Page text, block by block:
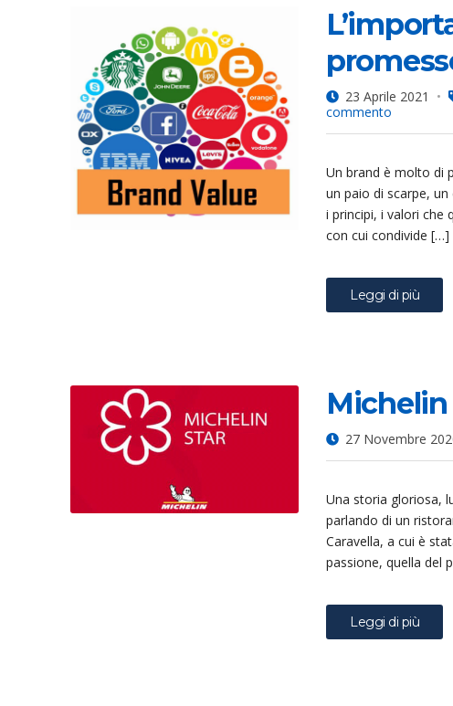
23 Aprile 2021
commento
Value:
le
promesse
dietro
al
Un brand è molto di
un paio di scarpe,
i principi, i valori che
con cui condivide […]
Leggi di più
Michelin
27 Novembre
Una storia gloriosa,
parlando di un
Caravella, a cui è
passione, quella del
Leggi di più